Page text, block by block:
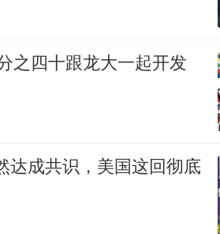
之四十跟龙大一起开发
达成共识，美国这回彻底